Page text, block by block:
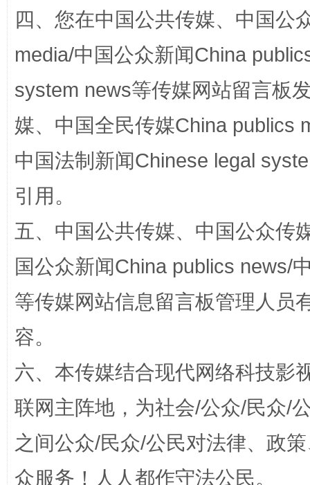
漫山遍野的桃花与雪山、麦地、白藏房 除
四、您在中国公共传媒、中国公
media/中国公众新闻China
system news等传媒网站留言板
媒、中国全民传媒China publics
中国法制新闻Chinese legal
引用。
五、中国公共传媒、中国公众传
国公众新闻China publics news/
等传媒网站信息留言板管理人员
容。
六、本传媒结合现代网络科技影
联网主阵地，为社会/公众/民众/
之间公众/民众/公民对法律、政
众服务！人人都作守法公民。